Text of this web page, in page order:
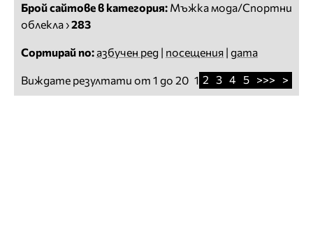
Брой сайтове в категория: Мъжка мода/Спортни
облекла›283
Сортирай по: азбучен ред | посещения | дата
Виждате резултати от 1 до 20 1 2 3 4 5 >>> >